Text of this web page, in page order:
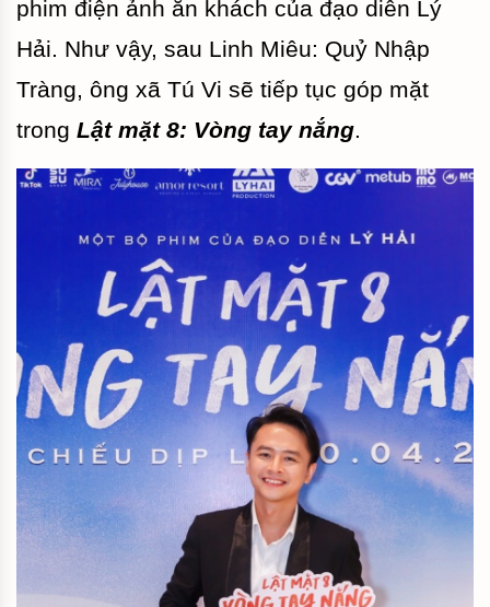
phim điện ảnh ăn khách của đạo diễn Lý
Hải. Như vậy, sau Linh Miêu: Quỷ Nhập
Tràng, ông xã Tú Vi sẽ tiếp tục góp mặt
trong Lật mặt 8: Vòng tay nắng.